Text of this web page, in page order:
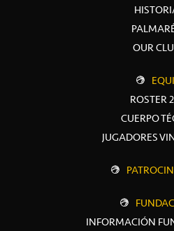
OUR
ROSTER
CUERPO
JUGADORES
INFORMACIÓN